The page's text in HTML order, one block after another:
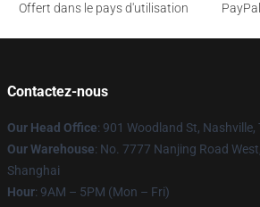
Offert dans le pays d'utilisation
Contactez-nous
Our Head Office: 901 Woodland St, Nashville,
Our Warehouse: No. 7777 Nanjing Road
Shanghai
Hour: 9AM – 5PM (Mon – Fri)